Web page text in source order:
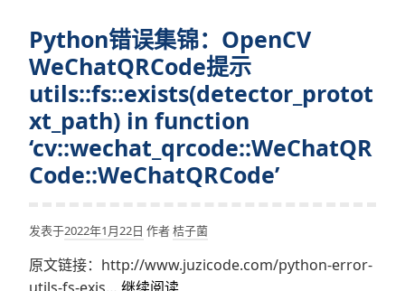
Python错误集锦：OpenCV
WeChatQRCode提示
utils::fs::exists(detector_protot
xt_path) in function
‘cv::wechat_qrcode::WeChatQR
Code::WeChatQRCode’
发表于2022年1月22日 作者桔子菌
原文链接：http://www.juzicode.com/python-error-
Python